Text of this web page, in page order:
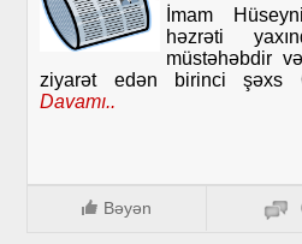
İmam
həzrəti
müstəhəbdir
ziyarət edən birinci şəxs
Davamı..
Bəyən